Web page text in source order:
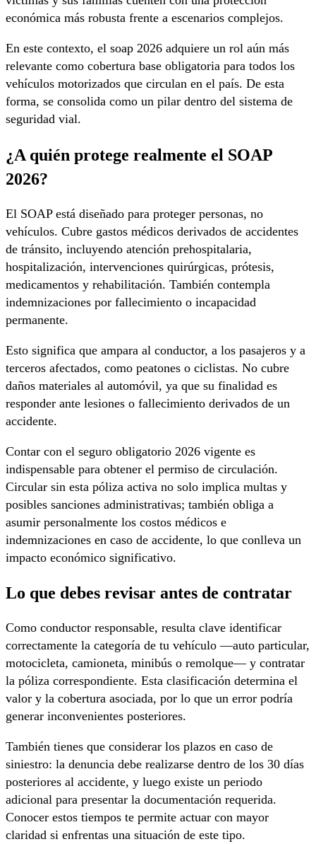
económica más robusta frente a escenarios complejos.
En este contexto, el soap 2026 adquiere un rol aún más
relevante como cobertura base obligatoria para todos los
vehículos motorizados que circulan en el país. De esta
forma, se consolida como un pilar dentro del sistema de
seguridad vial.
¿A quién protege realmente el SOAP
2026?
El SOAP está diseñado para proteger personas, no
vehículos. Cubre gastos médicos derivados de accidentes
de tránsito, incluyendo atención prehospitalaria,
hospitalización, intervenciones quirúrgicas, prótesis,
medicamentos y rehabilitación. También contempla
indemnizaciones por fallecimiento o incapacidad
permanente.
Esto significa que ampara al conductor, a los pasajeros y a
terceros afectados, como peatones o ciclistas. No cubre
daños materiales al automóvil, ya que su finalidad es
responder ante lesiones o fallecimiento derivados de un
accidente.
Contar con el seguro obligatorio 2026 vigente es
indispensable para obtener el permiso de circulación.
Circular sin esta póliza activa no solo implica multas y
posibles sanciones administrativas; también obliga a
asumir personalmente los costos médicos e
indemnizaciones en caso de accidente, lo que conlleva un
impacto económico significativo.
Lo que debes revisar antes de contratar
Como conductor responsable, resulta clave identificar
correctamente la categoría de tu vehículo —auto particular,
motocicleta, camioneta, minibús o remolque— y contratar
la póliza correspondiente. Esta clasificación determina el
valor y la cobertura asociada, por lo que un error podría
generar inconvenientes posteriores.
También tienes que considerar los plazos en caso de
siniestro: la denuncia debe realizarse dentro de los 30 días
posteriores al accidente, y luego existe un periodo
adicional para presentar la documentación requerida.
Conocer estos tiempos te permite actuar con mayor
claridad si enfrentas una situación de este tipo.